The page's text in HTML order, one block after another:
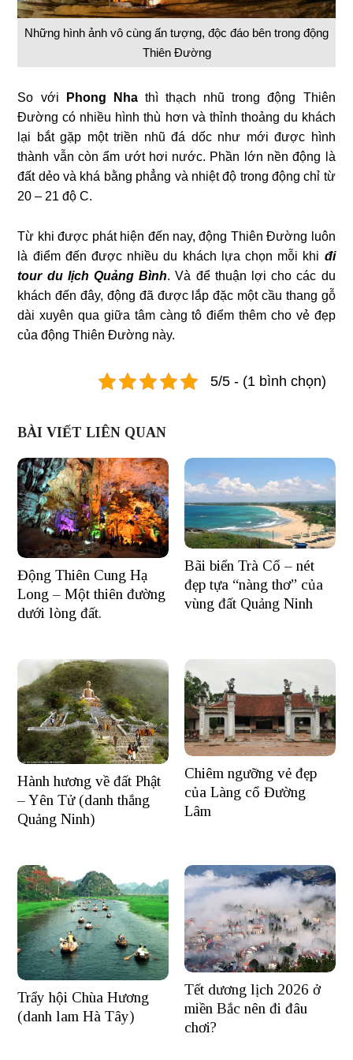
Những hình ảnh vô cùng ấn tượng, độc đáo bên trong động
Thiên Đường
So với Phong Nhathì thạch nhũ trong động Thiên
Đường có nhiều hình thù hơn và thỉnh thoảng du khách
lại bắt gặp một triền nhũ đá dốc như mới được hình
thành vẫn còn ẩm ướt hơi nước. Phần lớn nền động là
đất dẻo và khá bằng phẳng và nhiệt độ trong động chỉ từ
20 – 21 độ C.
Từ khi được phát hiện đến nay, động Thiên Đường luôn
là điểm đến được nhiều du khách lựa chọn mỗi khi đi
tour du lịch Quảng Bình. Và để thuận lợi cho các du
khách đến đây, động đã được lắp đặc một cầu thang gỗ
dài xuyên qua giữa tâm càng tô điểm thêm cho vẻ đẹp
của động Thiên Đường này.
5/5 - (1 bình chọn)
BÀI VIẾT LIÊN QUAN
Động Thiên Cung Hạ
Long – Một thiên đường
dưới lòng đất.
Bãi biển Trà Cổ – nét
đẹp tựa “nàng thơ” của
vùng đất Quảng Ninh
Hành hương về đất Phật
– Yên Tử (danh thắng
Quảng Ninh)
Chiêm ngưỡng vẻ đẹp
của Làng cổ Đường
Lâm
Trẩy hội Chùa Hương
(danh lam Hà Tây)
Tết dương lịch 2026 ở
miền Bắc nên đi đâu
chơi?